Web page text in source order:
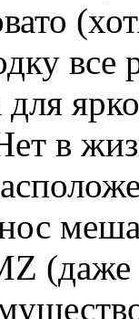
все
в